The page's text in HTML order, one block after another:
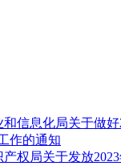
和信息化局关于做
作的通知
产权局关于发放